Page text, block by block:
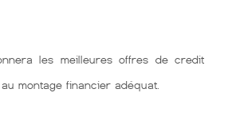
les meilleures offres de credit
montage financier adéquat.